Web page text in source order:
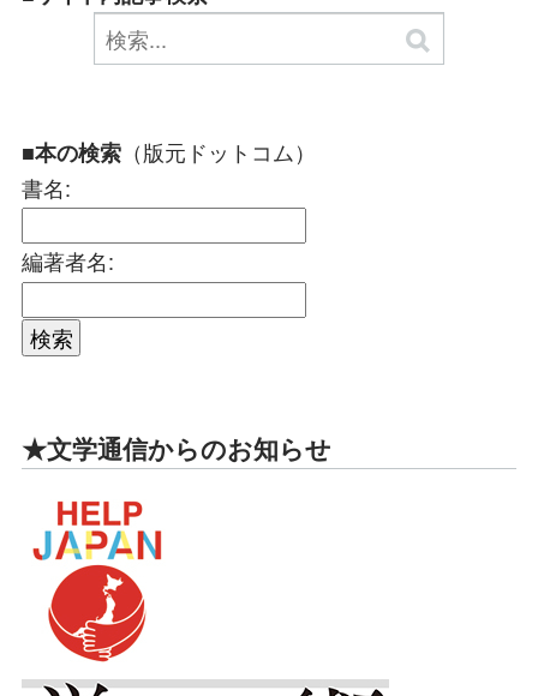
■本の検索 （版元ドットコム）
書名:
編著者名:
★文学通信からのお知らせ